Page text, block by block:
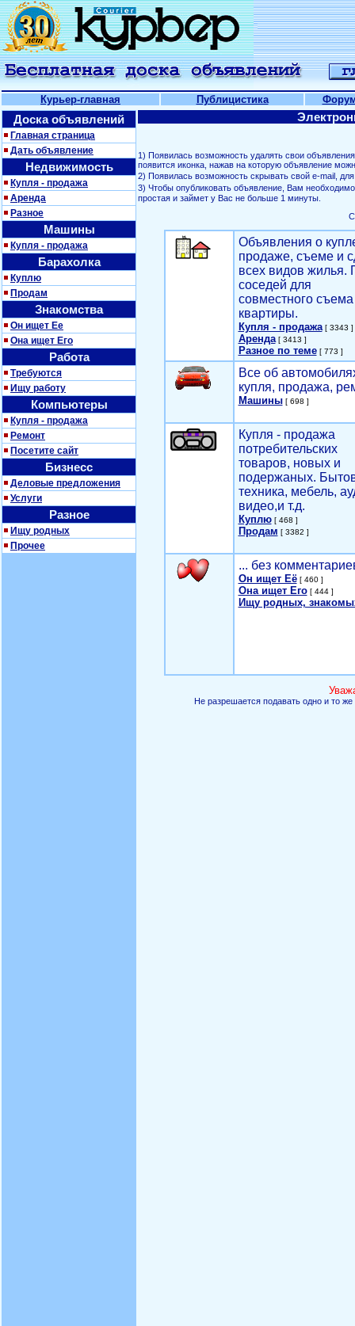
Курьер-главная Публицистика
Доска объявлений
Главная страница
Дать объявление
Недвижимость
Купля - продажа
Аренда
Разное
Машины
Купля - продажа
Барахолка
Куплю
Продам
Знакомства
Он ищет Ее
Она ищет Его
Работа
Требуются
Ищу работу
Компьютеры
Купля - продажа
Ремонт
Посетите сайт
Бизнесс
Деловые предложения
Услуги
Разное
Ищу родных
Прочее
1) Появилась возможность удалять свои
появится иконка, нажав на которую объявление
2) Появилась возможность скрывать свой е-mail,
3) Чтобы опубликовать объявление, Вам
простая и займет у Вас не больше 1 минуты.
Объявления о
продаже, съеме и
всех видов жилья.
соседей для
совместного съема
квартиры.
Купля - продажа[ 3343 ]
Аренда[ 3413 ]
Разное по теме[ 773 ]
Все об
купля, продажа,
Машины[ 698 ]
Купля - продажа
потребительских
товаров, новых и
подержаных.
техника, мебель,
видео,и т.д.
Куплю[ 468 ]
Продам [ 3382 ]
... без
Он ищет Её[ 460 ]
Она ищет Его[ 444 ]
Ищу родных,
Не разрешается подавать одно и то